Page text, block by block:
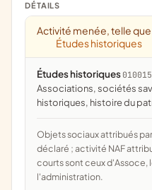
DÉTAILS
Activité menée, telle
Études historiques
Études historiques 010015
associations, sociétés savantes pour des études
historiques, histoire du
Objets sociaux attribués par l'administration d'après l'objet
déclaré ; activité NAF
courts sont ceux d'Assoce,
l'administration.